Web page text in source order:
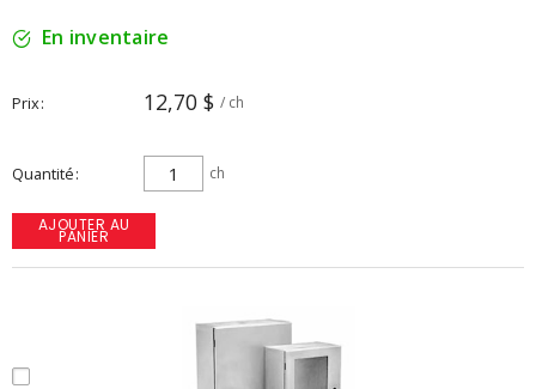
En inventaire
Prix 12,70 $ / ch
Quantité ch
AJOUTER AU
PANIER